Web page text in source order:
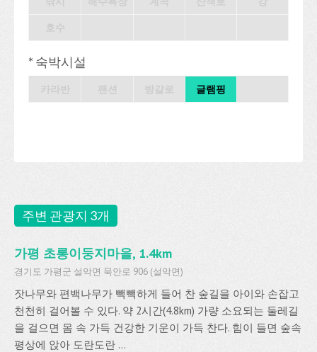
* 숙박시설
글램핑
주변 관광지 3개
가평 초롱이둥지마을, 1.4km
경기도 가평군 설악면 묵안로 906 (설악면)
잣나무와 편백나무가 빽빽하게 들어 찬 숲길을 아이와 손잡고
천천히 걸어볼 수 있다. 약 2시간(4.8km) 가량 소요되는 둘레길
을 걸으면 몸 속 가득 건강한 기운이 가득 찬다. 힘이 들면 숲속
평상에 앉아 도란도란 ...